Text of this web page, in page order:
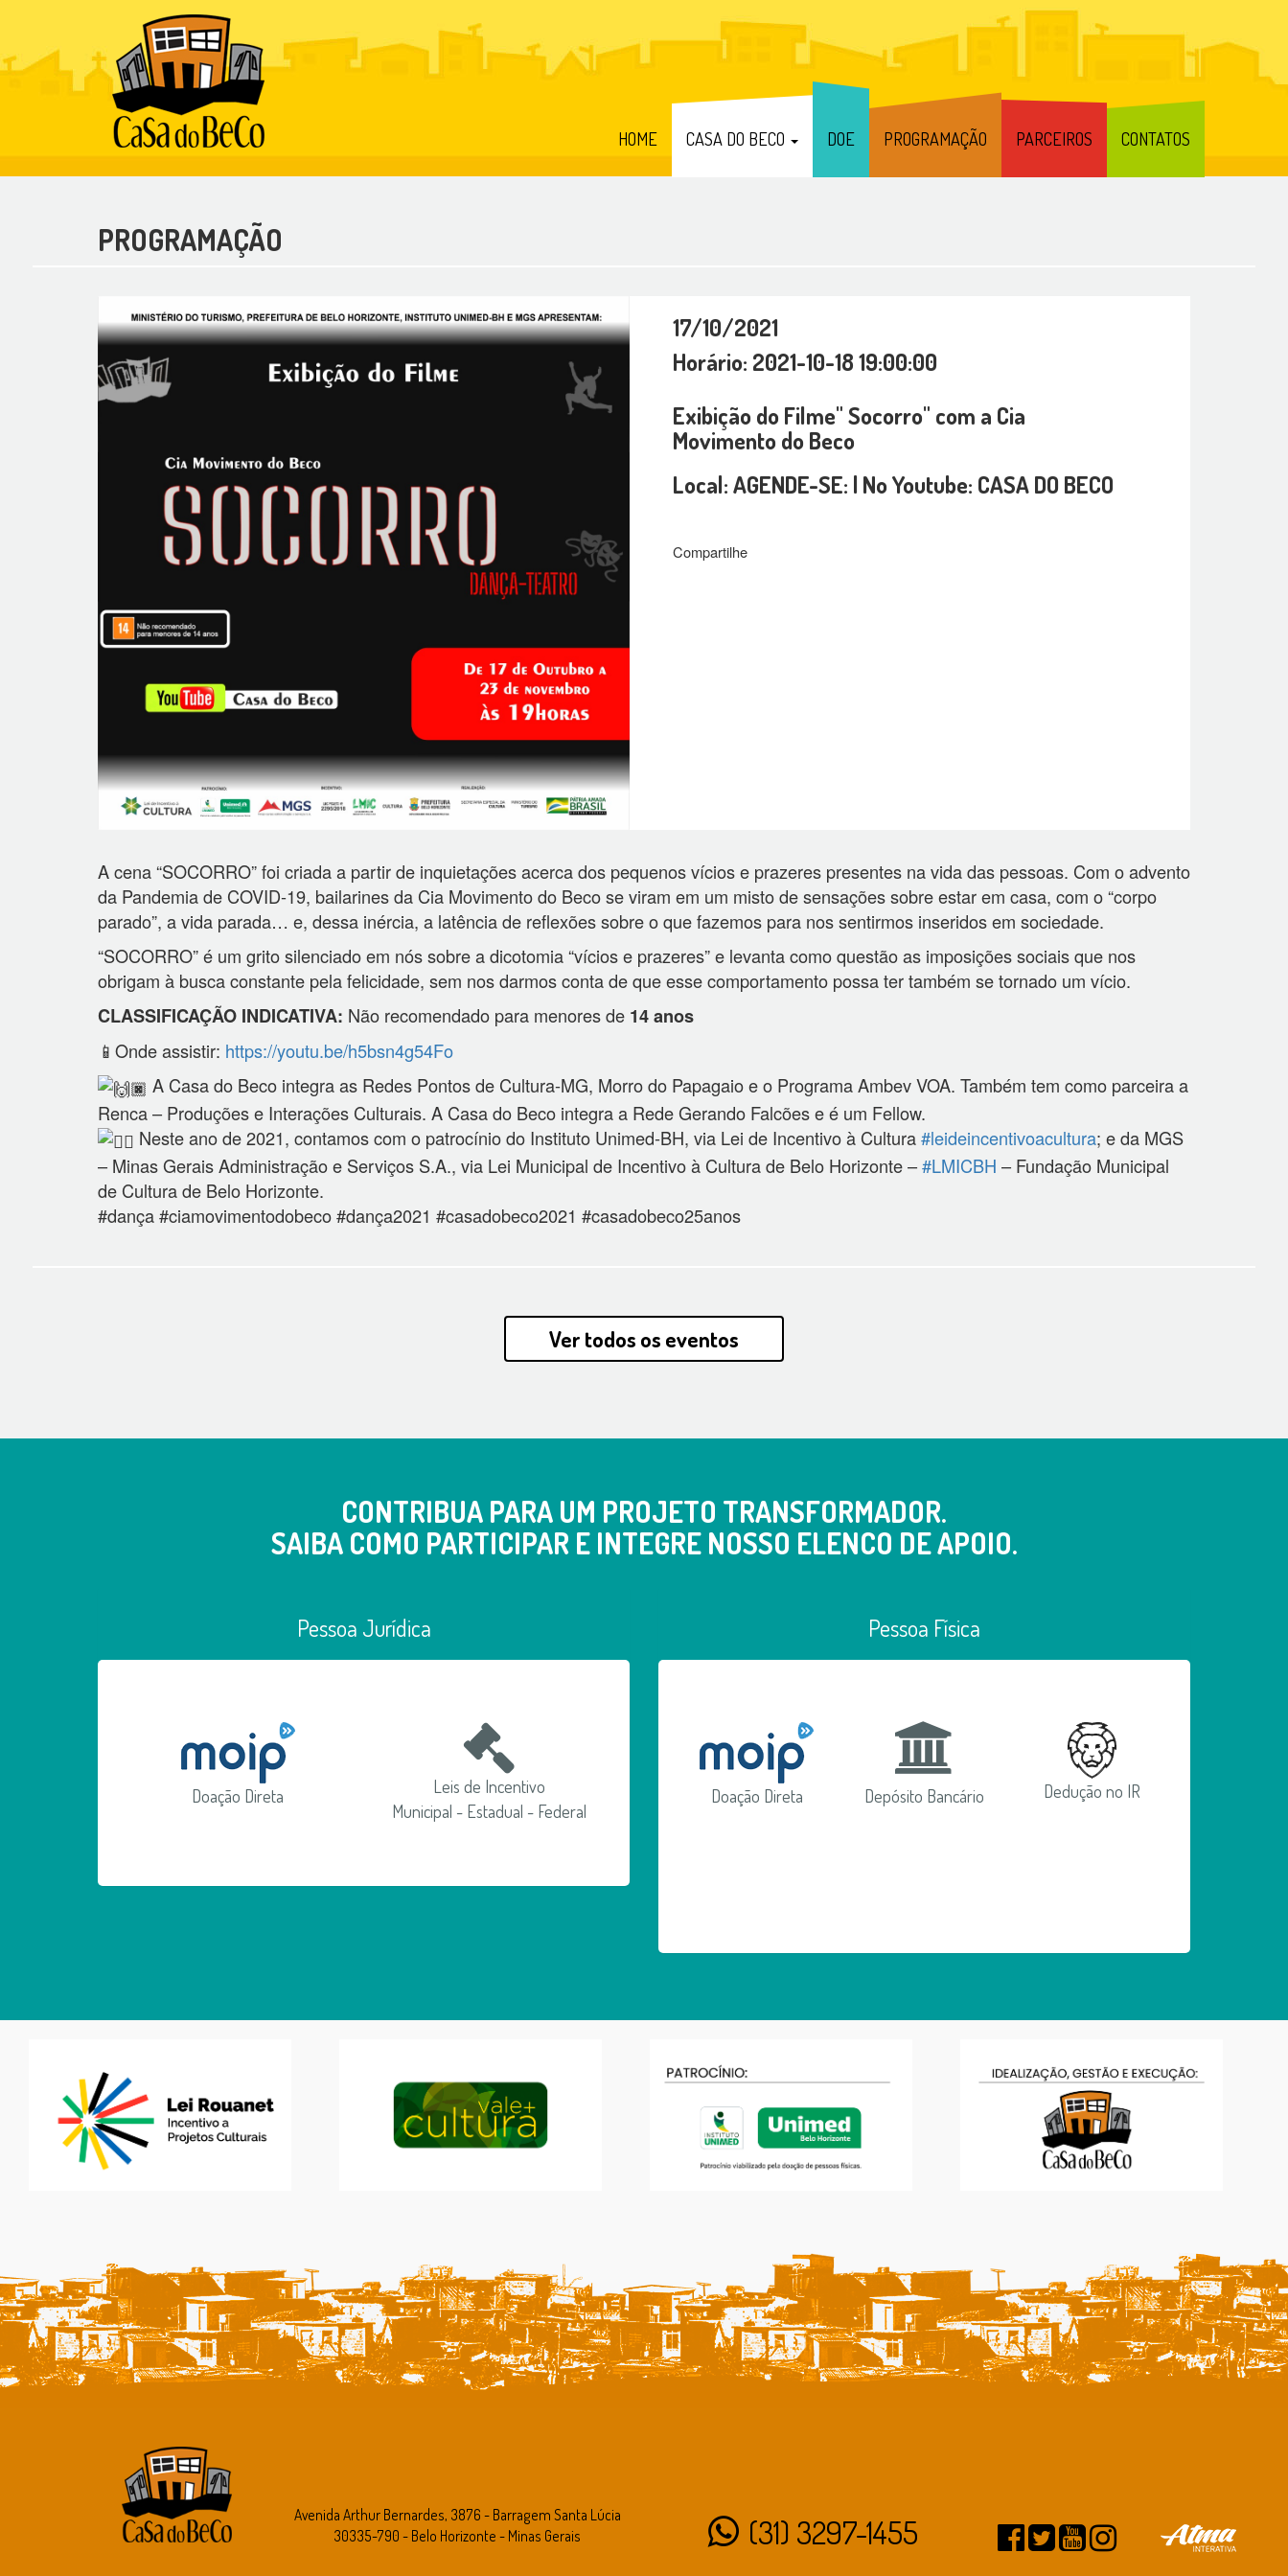
HOME CASA DO BECO DOE PROGRAMAÇÃO PARCEIROS CONTATOS
PROGRAMAÇÃO
17/10/2021
Horário: 2021-10-18 19:00:00
Exibição do Filme" Socorro" com a Cia
Movimento do Beco
Local: AGENDE-SE: | No Youtube: CASA DO BECO
Compartilhe
A cena “SOCORRO” foi criada a partir de inquietações acerca dos pequenos vícios e prazeres presentes na vida das pessoas. Com o advento
da Pandemia de COVID-19, bailarines da Cia Movimento do Beco se viram em um misto de sensações sobre estar em casa, com o “corpo
parado”, a vida parada… e, dessa inércia, a latência de reflexões sobre o que fazemos para nos sentirmos inseridos em sociedade.
“SOCORRO” é um grito silenciado em nós sobre a dicotomia “vícios e prazeres” e levanta como questão as imposições sociais que nos
obrigam à busca constante pela felicidade, sem nos darmos conta de que esse comportamento possa ter também se tornado um vício.
CLASSIFICAÇÃO INDICATIVA: Não recomendado para menores de14 anos
📱Onde assistir: https://youtu.be/h5bsn4g54Fo
A Casa do Beco integra as Redes Pontos de Cultura-MG, Morro do Papagaio e o Programa Ambev VOA. Também tem como parceira a
Renca – Produções e Interações Culturais. A Casa do Beco integra a Rede Gerando Falcões e é um Fellow.
Neste ano de 2021, contamos com o patrocínio do Instituto Unimed-BH, via Lei de Incentivo à Cultura#leideincentivoacultura; e da MGS
– Minas Gerais Administração e Serviços S.A., via Lei Municipal de Incentivo à Cultura de Belo Horizonte –#LMICBH – Fundação Municipal
de Cultura de Belo Horizonte.
#dança #ciamovimentodobeco #dança2021 #casadobeco2021 #casadobeco25anos
Ver todos os eventos
CONTRIBUA PARA UM PROJETO TRANSFORMADOR.
SAIBA COMO PARTICIPAR E INTEGRE NOSSO ELENCO DE APOIO.
Pessoa Jurídica
Doação Direta
Leis de Incentivo
Municipal - Estadual - Federal
Pessoa Física
Doação Direta Depósito Bancário Dedução no IR
Avenida Arthur Bernardes, 3876 - Barragem Santa Lúcia
30335-790 - Belo Horizonte - Minas Gerais
(31) 3297-1455